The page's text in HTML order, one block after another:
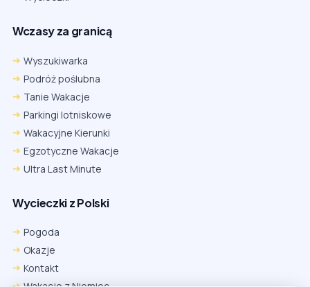
Wczasy za granicą
Wyszukiwarka
Podróż poślubna
Tanie Wakacje
Parkingi lotniskowe
Wakacyjne Kierunki
Egzotyczne Wakacje
Ultra Last Minute
Wycieczki z Polski
Pogoda
Okazje
Kontakt